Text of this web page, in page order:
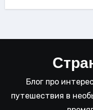
Блог про
путешествия в